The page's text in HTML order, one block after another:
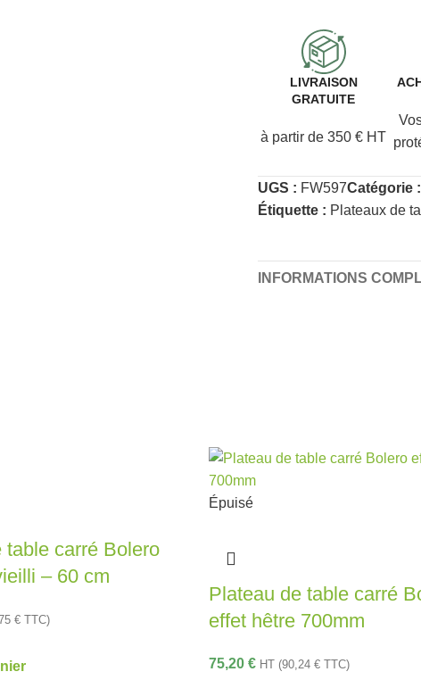
LIVRAISON
GRATUITE
à partir de 350 € HT
UGS : FW597Catégorie :
Étiquette : Plateaux de
INFORMATIONS
table carré Bolero
– 60 cm
€ TTC)
Épuisé
Plateau de table carré
effet hêtre 700mm
75,20 € HT (90,24 € TTC)